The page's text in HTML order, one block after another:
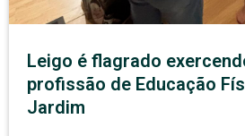
Leigo é flagrado
profissão de Educação
Jardim